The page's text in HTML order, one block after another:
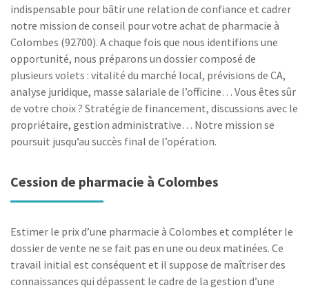
indispensable pour bâtir une relation de confiance et cadrer
notre mission de conseil pour votre achat de pharmacie à
Colombes (92700). A chaque fois que nous identifions une
opportunité, nous préparons un dossier composé de
plusieurs volets : vitalité du marché local, prévisions de CA,
analyse juridique, masse salariale de l’officine… Vous êtes sûr
de votre choix ? Stratégie de financement, discussions avec le
propriétaire, gestion administrative… Notre mission se
poursuit jusqu’au succès final de l’opération.
Cession de pharmacie à Colombes
Estimer le prix d’une pharmacie à Colombes et compléter le
dossier de vente ne se fait pas en une ou deux matinées. Ce
travail initial est conséquent et il suppose de maîtriser des
connaissances qui dépassent le cadre de la gestion d’une